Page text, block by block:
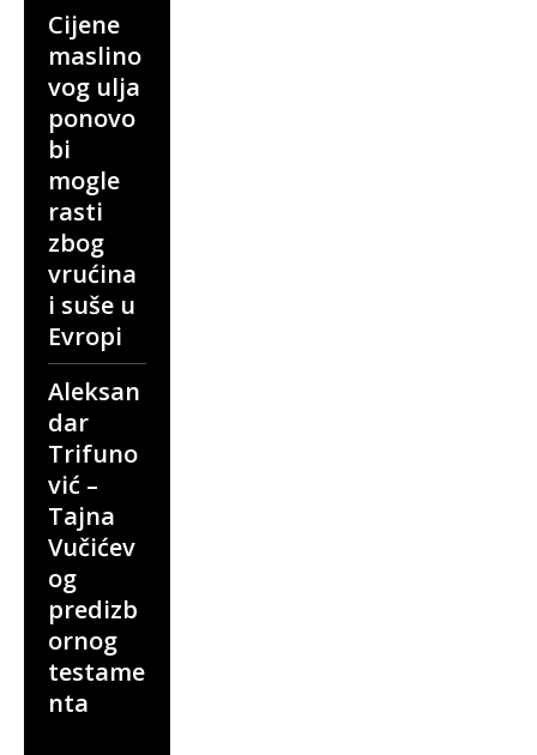
Cijene
maslino
vog ulja
ponovo
bi
mogle
rasti
zbog
vrućina
i suše u
Evropi
Aleksan
dar
Trifuno
vić –
Tajna
Vučićev
og
predizb
ornog
testame
nta